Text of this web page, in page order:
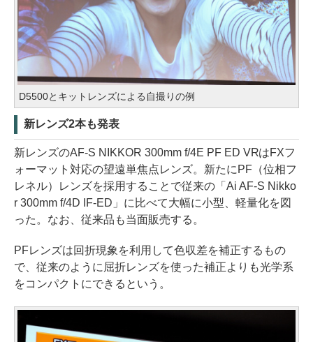
D5500とキットレンズによる自撮りの例
新レンズ2本も発表
新レンズのAF-S NIKKOR 300mm f/4E PF ED VRはFXフ
ォーマット対応の望遠単焦点レンズ。新たにPF（位相フ
レネル）レンズを採用することで従来の「Ai AF-S Nikko
r 300mm f/4D IF-ED」に比べて大幅に小型、軽量化を図
った。なお、従来品も当面販売する。
PFレンズは回折現象を利用して色収差を補正するもの
で、従来のように屈折レンズを使った補正よりも光学系
をコンパクトにできるという。